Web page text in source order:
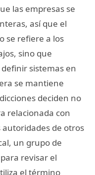
las empresas se
así que el
se refiere a los
sino que
sistemas en
se mantiene
deciden no
relacionada con
autoridades de otros
un grupo de
revisar el
el término